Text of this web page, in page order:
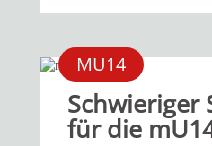
MU14
Schwieriger
für die